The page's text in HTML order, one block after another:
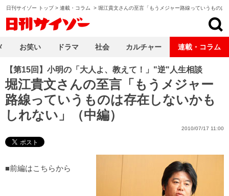
日刊サイゾー トップ> 連載・コラム > 堀江貴文さんの至言「もうメジャー路線っていうものは
【第15回】小明の「大人よ、教えて！」"逆"人生相談
堀江貴文さんの至言「もうメジャー
路線っていうものは存在しないかも
しれない」（中編）
2010/07/17 11:00
■前編はこちらから
お笑い ドラマ 社会 カルチャー 連載・コラム